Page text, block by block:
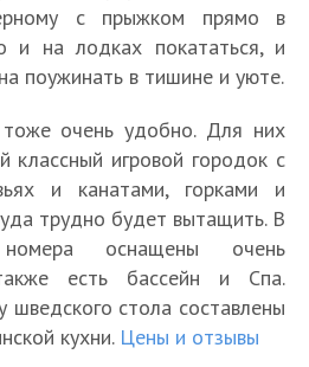
с прыжком прямо в
и на лодках покататься, и
поужинать в тишине и уюте.
очень удобно. Для них
классный игровой городок с
и канатами, горками и
трудно будет вытащить. В
оснащены очень
есть бассейн и Спа.
шведского стола составлены
кухни. Цены и отзывы